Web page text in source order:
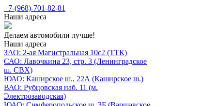
+7-(968)-701-82-81
Наши адреса
Делаем автомобили лучше!
Наши адреса
ЗАО: 2-ая Магистральная 10с2 (ТТК)
САО: Лавочкина 23, стр. 3 (Ленинградское
ш. СВХ)
ЮАО: Каширское ш., 22А (Каширское ш.)
ВАО: Рубцовская наб. 11 (м.
Электрозаводская)